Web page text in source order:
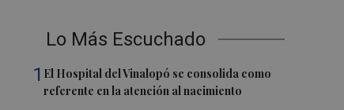
Lo Más Escuchado
1 El Hospital del Vinalopó se consolida como
referente en la atención al nacimiento